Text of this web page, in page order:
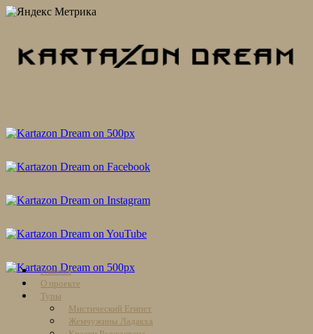
Skip
content
Главная
О проекте
Туры
Мистический Египет
Жемчужины Ладакха